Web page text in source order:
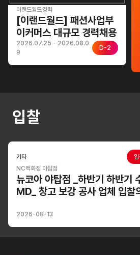
이랜드월드경력
[이랜드월드] 패션사업부
이커머스 대규모 경력채용
2026.07.25 - 2026.08.0
9
D-2
입찰
기타
NC백화점 야탑점
뉴코아 야탑점 _하반기 하반기
MD_ 창고 보강 공사 업체 입찰
2026-08-13